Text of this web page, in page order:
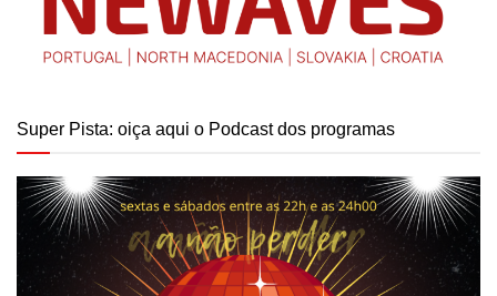
Super Pista: oiça aqui o Podcast dos programas